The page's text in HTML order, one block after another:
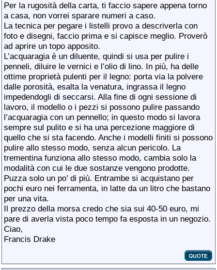
Per la rugosità della carta, ti faccio sapere appena torno
a casa, non vorrei sparare numeri a caso.
La tecnica per pegare i listelli provo a descriverla con
foto e disegni, faccio prima e si capisce meglio. Proverò
ad aprire un topo apposito.
L’acquaragia è un diluente, quindi si usa per pulire i
penneli, diluire le vernici e l’olio di lino. In più, ha delle
ottime proprietà pulenti per il legno: porta via la polvere
dalle porosità, esalta la venatura, ingrassa il legno
impedendogli di seccarsi. Alla fine di ogni sessione di
lavoro, il modello o i pezzi si possono pulire passando
l’acquaragia con un pennello; in questo modo si lavora
sempre sul pulito e si ha una percezione maggiore di
quello che si sta facendo. Anche i modelli finiti si possono
pulire allo stesso modo, senza alcun pericolo. La
trementina funziona allo stesso modo, cambia solo la
modalità con cui le due sostanze vengono prodotte.
Puzza solo un po’ di più. Entrambe si acquistano per
pochi euro nei ferramenta, in latte da un litro che bastano
per una vita.
Il prezzo della morsa credo che sia sui 40-50 euro, mi
pare di averla vista poco tempo fa esposta in un negozio.
Ciao,
Francis Drake